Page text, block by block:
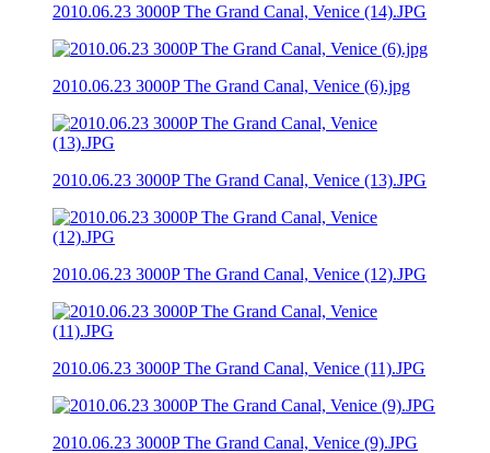
2010.06.23 3000P The Grand Canal, Venice (14).JPG
2010.06.23 3000P The Grand Canal, Venice (6).jpg
2010.06.23 3000P The Grand Canal, Venice (13).JPG
2010.06.23 3000P The Grand Canal, Venice (12).JPG
2010.06.23 3000P The Grand Canal, Venice (11).JPG
2010.06.23 3000P The Grand Canal, Venice (9).JPG